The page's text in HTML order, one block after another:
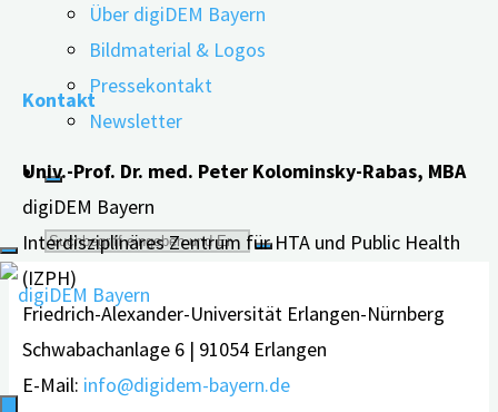
Über digiDEM Bayern
Bildmaterial & Logos
Pressekontakt
Newsletter
Suche
nach:
weiterlesen "Was
macht
eigentlich
Gedächtnissprechstunde?"
Kontakt
Univ.-Prof. Dr. med. Peter Kolominsky-Rabas, MBA
digiDEM Bayern
Interdisziplinäres Zentrum für HTA und Public Health
(IZPH)
Friedrich-Alexander-Universität Erlangen-Nürnberg
Schwabachanlage 6 | 91054 Erlangen
E-Mail: info@digidem-bayern.de